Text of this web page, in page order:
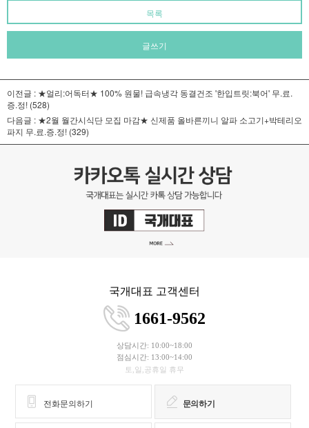
목록
글쓰기
이전글 : ★얼리:어독터★ 100% 원물! 급속냉각 동결건조 '한입트릿:북어' 무.료.
증.정! (528)
다음글 : ★2월 월간시식단 모집 마감★ 신제품 올바른끼니 알파 소고기+박테리오
파지 무.료.증.정! (329)
국개대표 고객센터
1661-9562
상담시간: 10:00~18:00
점심시간: 13:00~14:00
토,일,공휴일 휴무
전화문의하기 문의하기